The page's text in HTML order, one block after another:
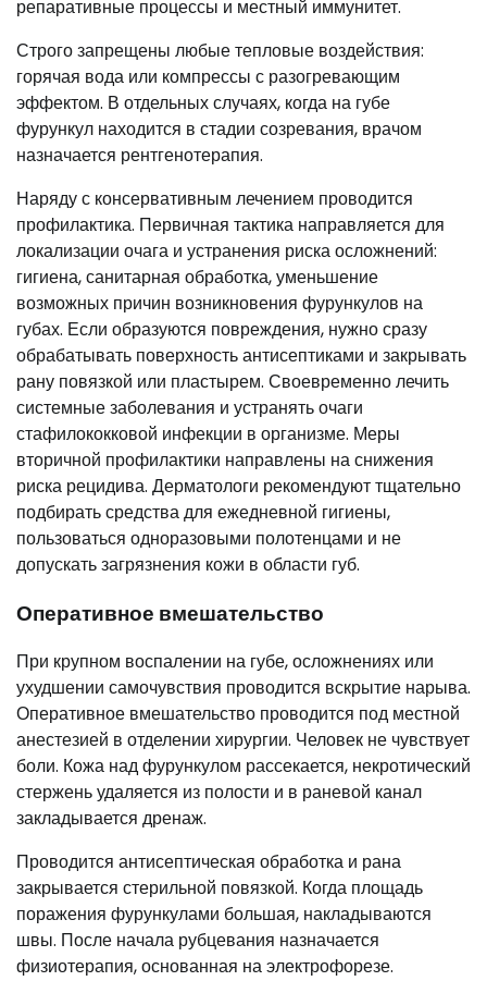
репаративные процессы и местный иммунитет.
Строго запрещены любые тепловые воздействия:
горячая вода или компрессы с разогревающим
эффектом. В отдельных случаях, когда на губе
фурункул находится в стадии созревания, врачом
назначается рентгенотерапия.
Наряду с консервативным лечением проводится
профилактика. Первичная тактика направляется для
локализации очага и устранения риска осложнений:
гигиена, санитарная обработка, уменьшение
возможных причин возникновения фурункулов на
губах. Если образуются повреждения, нужно сразу
обрабатывать поверхность антисептиками и закрывать
рану повязкой или пластырем. Своевременно лечить
системные заболевания и устранять очаги
стафилококковой инфекции в организме. Меры
вторичной профилактики направлены на снижения
риска рецидива. Дерматологи рекомендуют тщательно
подбирать средства для ежедневной гигиены,
пользоваться одноразовыми полотенцами и не
допускать загрязнения кожи в области губ.
Оперативное вмешательство
При крупном воспалении на губе, осложнениях или
ухудшении самочувствия проводится вскрытие нарыва.
Оперативное вмешательство проводится под местной
анестезией в отделении хирургии. Человек не чувствует
боли. Кожа над фурункулом рассекается, некротический
стержень удаляется из полости и в раневой канал
закладывается дренаж.
Проводится антисептическая обработка и рана
закрывается стерильной повязкой. Когда площадь
поражения фурункулами большая, накладываются
швы. После начала рубцевания назначается
физиотерапия, основанная на электрофорезе.